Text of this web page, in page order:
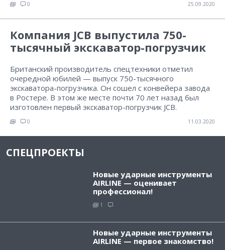
0 25.09.2020
Компания JCB выпустила 750-
тысячный экскаватор-погрузчик
Британский производитель спецтехники отметил
очередной юбилей — выпуск 750-тысячного
экскаватора-погрузчика. Он сошел с конвейера завода
в Ростере. В этом же месте почти 70 лет назад был
изготовлен первый экскаватор-погрузчик JCB.
0 11.03.2020
СПЕЦПРОЕКТЫ
Новые ударные инструменты
AIRLINE — оценивает
профессионал!
1
Новые ударные инструменты
AIRLINE — первое знакомство!